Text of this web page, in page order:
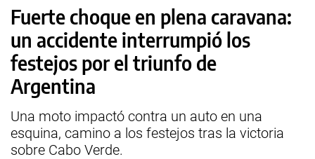
Fuerte choque en plena caravana:
un accidente interrumpió los
festejos por el triunfo de
Argentina
Una moto impactó contra un auto en una
esquina, camino a los festejos tras la victoria
sobre Cabo Verde.